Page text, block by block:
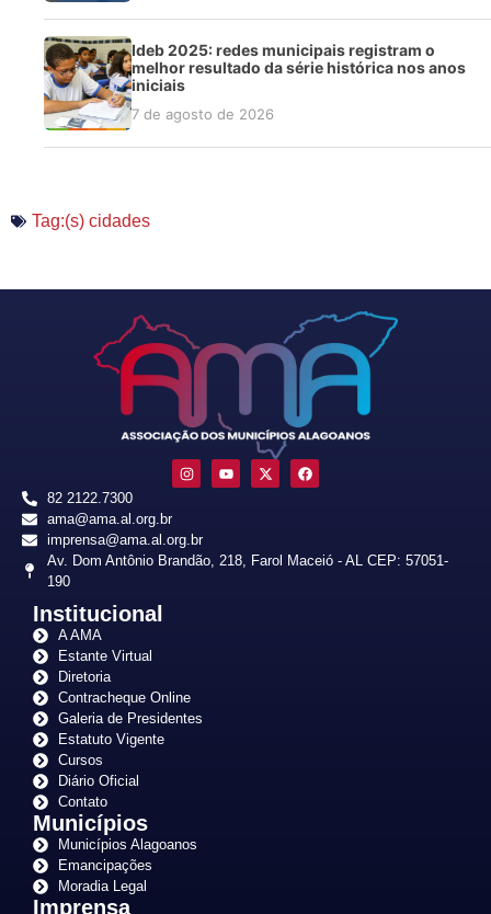
Ideb 2025: redes municipais registram o
melhor resultado da série histórica nos anos
iniciais
7 de agosto de 2026
Tag:(s) cidades
82 2122.7300
ama@ama.al.org.br
imprensa@ama.al.org.br
Av. Dom Antônio Brandão, 218, Farol Maceió - AL CEP: 57051-
190
Institucional
A AMA
Estante Virtual
Diretoria
Contracheque Online
Galeria de Presidentes
Estatuto Vigente
Cursos
Diário Oficial
Contato
Municípios
Municípios Alagoanos
Emancipações
Moradia Legal
Imprensa